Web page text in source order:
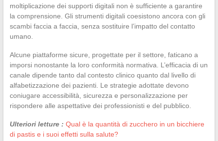
moltiplicazione dei supporti digitali non è sufficiente a garantire
la comprensione. Gli strumenti digitali coesistono ancora con gli
scambi faccia a faccia, senza sostituire l’impatto del contatto
umano.
Alcune piattaforme sicure, progettate per il settore, faticano a
imporsi nonostante la loro conformità normativa. L’efficacia di un
canale dipende tanto dal contesto clinico quanto dal livello di
alfabetizzazione dei pazienti. Le strategie adottate devono
coniugare accessibilità, sicurezza e personalizzazione per
rispondere alle aspettative dei professionisti e del pubblico.
Ulteriori letture : Qual è la quantità di zucchero in un bicchiere
di pastis e i suoi effetti sulla salute?